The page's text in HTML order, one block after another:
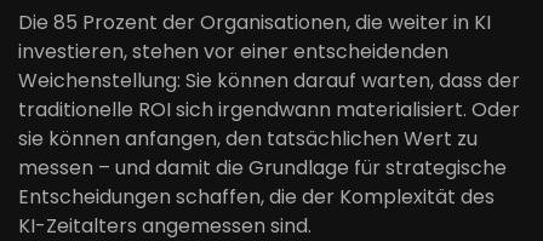
Die 85 Prozent der Organisationen, die weiter in KI
investieren, stehen vor einer entscheidenden
Weichenstellung: Sie können darauf warten, dass der
traditionelle ROI sich irgendwann materialisiert. Oder
sie können anfangen, den tatsächlichen Wert zu
messen – und damit die Grundlage für strategische
Entscheidungen schaffen, die der Komplexität des
KI-Zeitalters angemessen sind.